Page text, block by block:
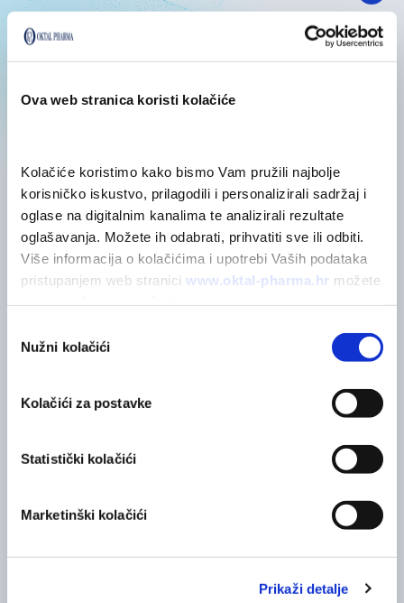
Ova web stranica koristi kolačiće
Kolačiće koristimo kako bismo Vam pružili najbolje
korisničko iskustvo, prilagodili i personalizirali sadržaj i
oglase na digitalnim kanalima te analizirali rezultate
oglašavanja. Možete ih odabrati, prihvatiti sve ili odbiti.
Više informacija o kolačićima i upotrebi Vaših podataka
pristupanjem web stranici www.oktal-pharma.hr možete
pristanka
Nužni kolačići
Kolačići za postavke
Statistički kolačići
Marketinški kolačići
Prikaži detalje
Posebne mjere opreza
Sastojci
POVEZANI PROIZVODI
Možda će vas zanimati
POGLEDAJTE SVE